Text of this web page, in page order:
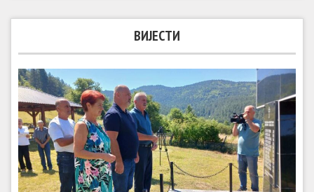
ВИЈЕСТИ